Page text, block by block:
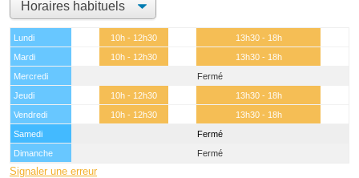
Lundi 10h - 12h30
13h30 - 18h
Mardi
10h - 12h30
13h30 - 18h
Mercredi
Fermé
Jeudi
10h - 12h30
13h30 - 18h
Vendredi
10h - 12h30
13h30 - 18h
Samedi
Fermé
Dimanche
Fermé
Signaler une erreur